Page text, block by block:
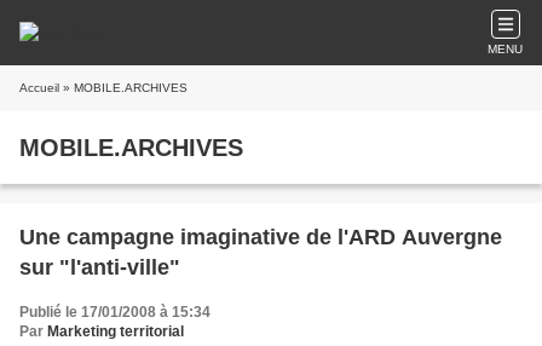
MENU
Accueil » MOBILE.ARCHIVES
MOBILE.ARCHIVES
Une campagne imaginative de l'ARD Auvergne
sur "l'anti-ville"
Publié le 17/01/2008 à 15:34
Par Marketing territorial